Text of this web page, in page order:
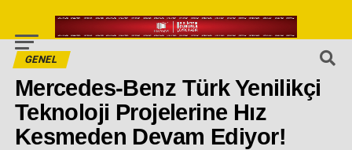
GENEL
Mercedes-Benz Türk Yenilikçi
Teknoloji Projelerine Hız
Kesmeden Devam Ediyor!